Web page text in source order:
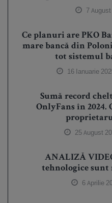
7
Ce planuri are PKO
mare bancă din
tot sistemul
16 Ianuarie
Sumă record
OnlyFans în 2024.
25 August
ANALIZĂ
tehnologice sunt
6 Aprilie